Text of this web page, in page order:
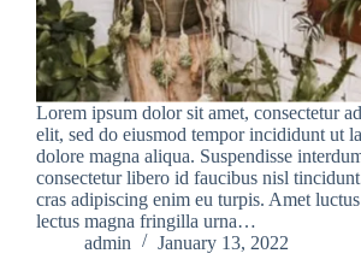
Lorem ipsum dolor sit amet, consectetur
elit, sed do eiusmod tempor incididunt ut
dolore magna aliqua. Suspendisse
consectetur libero id faucibus nisl
cras adipiscing enim eu turpis. Amet
lectus magna fringilla urna…
admin
January 13, 2022